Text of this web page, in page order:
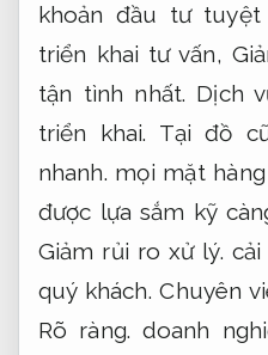
khoản đầu tư tuyệt
triển khai tư vấn,
tận tình nhất. Dịch
triển khai. Tại đồ
nhanh. mọi mặt
được lựa sắm kỹ
Giảm rủi ro xử lý.
quý khách.Chuyên
Rõ ràng. doanh